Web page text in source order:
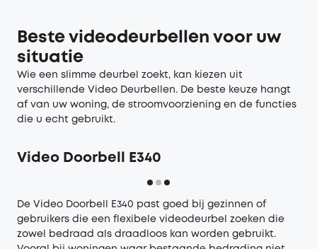
Beste videodeurbellen voor uw
situatie
Wie een slimme deurbel zoekt, kan kiezen uit
verschillende Video Deurbellen. De beste keuze hangt
af van uw woning, de stroomvoorziening en de functies
die u echt gebruikt.
Video Doorbell E340
De Video Doorbell E340 past goed bij gezinnen of
gebruikers die een flexibele videodeurbel zoeken die
zowel bedraad als draadloos kan worden gebruikt.